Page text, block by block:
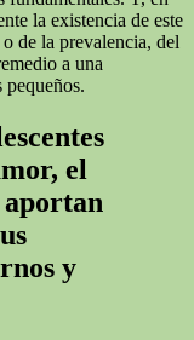
la existencia de este
de la prevalencia, del
a una
pequeños.
el
y